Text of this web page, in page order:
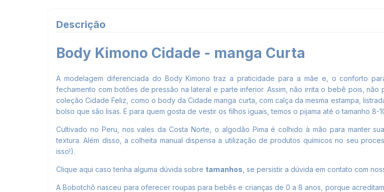
Descrição
Body Kimono Cidade - manga Curta
A modelagem diferenciada do Body Kimono traz a praticidade para a mãe e, o conforto
fechamento com botões de pressão na lateral e parte inferior. Assim, não irrita o bebê pois,
coleção Cidade Feliz, como o body da Cidade manga curta, com calça da mesma estampa,
bolso que são lisas. E para quem gosta de vestir os filhos iguais, temos o pijama até o tamanho 8-
Cultivado no Peru, nos vales da Costa Norte, o algodão Pima é colhido à mão para manter
textura. Além disso, a colheita manual dispensa a utilização de produtos químicos no seu
isso!).
Clique aqui caso tenha alguma dúvida sobre tamanhos , se persistir a dúvida em contato com
A Bobotchô nasceu para oferecer roupas para bebês e crianças de 0 a 8 anos, porque